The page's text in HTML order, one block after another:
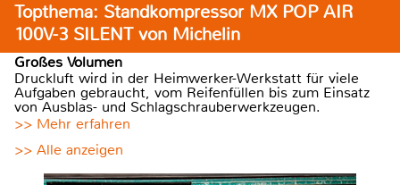
Topthema: Standkompressor MX POP AIR
100V-3 SILENT von Michelin
Großes Volumen
Druckluft wird in der Heimwerker-Werkstatt für viele
Aufgaben gebraucht, vom Reifenfüllen bis zum Einsatz
von Ausblas- und Schlagschrauberwerkzeugen.
>> Mehr erfahren
>> Alle anzeigen